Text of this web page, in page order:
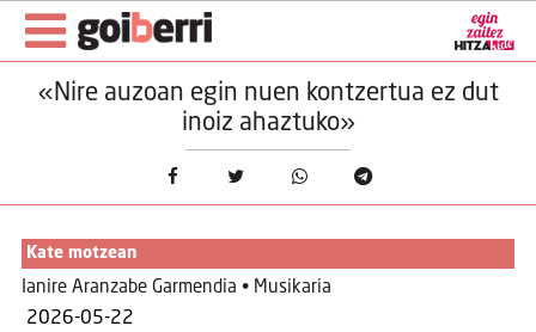
«Nire auzoan egin nuen kontzertua ez dut
inoiz ahaztuko»
Kate motzean
Ianire Aranzabe Garmendia • Musikaria
2026-05-22